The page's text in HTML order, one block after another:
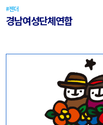
#젠더
경남여성단체연합